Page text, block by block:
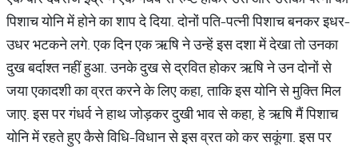
पिशाच योनि में होने का शाप दे दिया. दोनों पति-पत्नी पिशाच बनकर इधर-
उधर भटकने लगे. एक दिन एक ऋषि ने उन्हें इस दशा में देखा तो उनका
दुख बर्दाश्त नहीं हुआ. उनके दुख से द्रवित होकर ऋषि ने उन दोनों से
जया एकादशी का व्रत करने के लिए कहा, ताकि इस योनि से मुक्ति मिल
जाए. इस पर गंधर्व ने हाथ जोड़कर दुखी भाव से कहा, हे ऋषि मैं पिशाच
योनि में रहते हुए कैसे विधि-विधान से इस व्रत को कर सकूंगा. इस पर